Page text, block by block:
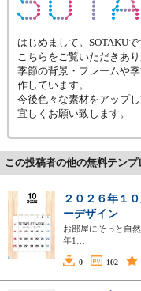
はじめまして。SOTAKUで
こちらをご覧いただきあ
季節の背景・フレームや
作しています。
今後色々な素材をアップ
宜しくお願い致します。
この投稿者の他の無料テンプ
２０２６年１
ーデザイン
お部屋にそっと自
年1…
0 102